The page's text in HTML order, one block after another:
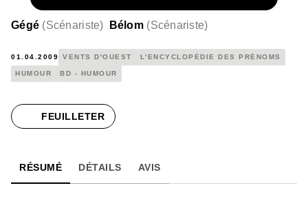
Gégé (Scénariste) Bélom (Scénariste)
01.04.2009 VENTS D'OUEST L'ENCYCLOPÉDIE DES PRÉNOMS
HUMOUR BD - HUMOUR
FEUILLETER
RÉSUMÉ DÉTAILS AVIS